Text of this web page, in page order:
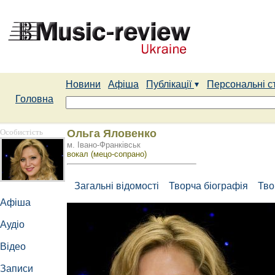
Новини Афіша Публікації
Персональні
Головна
Особистість
Афіша
Аудіо
Відео
Записи
Ольга Яловенко
м. Івано-Франківськ
вокал (мецо-сопрано)
Загальні відомості Творча біографія